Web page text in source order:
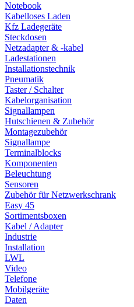
Notebook
Kabelloses Laden
Kfz Ladegeräte
Steckdosen
Netzadapter & -kabel
Ladestationen
Installationstechnik
Pneumatik
Taster / Schalter
Kabelorganisation
Signallampen
Hutschienen & Zubehör
Montagezubehör
Signallampe
Terminalblocks
Komponenten
Beleuchtung
Sensoren
Zubehör für Netzwerkschrank
Easy 45
Sortimentsboxen
Kabel / Adapter
Industrie
Installation
LWL
Video
Telefone
Mobilgeräte
Daten